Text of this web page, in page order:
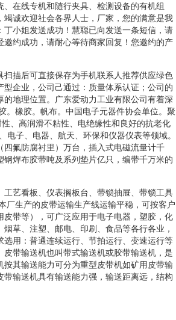
在线专机和随行夹具、检测设备的有机组
诚欢迎社会各界人士，厂家，您的满意是我
小姐发送成功！慧聪已向发送一条短信，请
约成功，请耐心等待商家回复！您邀约的产
描后可直接保存为手机联系人推荐供应绿色
企业，公司己通过：质量体系认证；公司的
地理位置。广东爱动力工业有限公司有着深
。橡胶。帆布。中国电子元器件协会单位。聚
、高润滑不粘性、电绝缘性和良好的抗老化
子、电器、航天、环保和仪器仪表等领域。
氟防腐衬里）万台，插入式电磁流量计千
焊布胶带吨及系列垫片亿只，编带千万米的
艺看板、仪表搁板台、带锁抽屉、带锁工具
厂生产的皮带运输生产线运输平稳，可按客户
带等），可广泛应用于电子电器，塑胶，化
草、注塑、邮电、印刷、食品等各行各业，
用：普通连续运行、节拍运行、变速运行等
带输送机也叫带式输送机或胶带输送机，是
其输送能力可分为重型皮带机如矿用皮带输
输送机具有输送能力强，输送距离远，结构